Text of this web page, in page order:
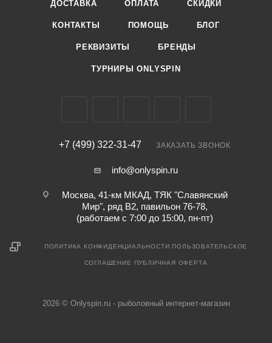
ДОСТАВКА ОПЛАТА СКИДКИ
КОНТАКТЫ ПОМОЩЬ БЛОГ
РЕКВИЗИТЫ БРЕНДЫ
ТУРНИРЫ ONLYSPIN
+7 (499) 322-31-47 ЗАКАЗАТЬ ЗВОНОК
info@onlyspin.ru
Москва, 41-км МКАД, ТЯК "Славянский
Мир", ряд В2, павильон 76-78,
(работаем с 7:00 до 15:00, пн-пт)
ПОЛИТИКА КОНФИДЕНЦИАЛЬНОСТИ ПОЛЬЗОВАТЕЛЬСКОЕ
СОГЛАШЕНИЕ ПУБЛИЧНАЯ ОФЕРТА
2026 © Onlyspin.ru - рыболовный интернет-магазин